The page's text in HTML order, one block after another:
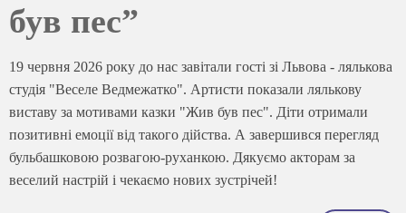
був пес”
19 червня 2026 року до нас завітали гості зі Львова - лялькова
студія "Веселе Ведмежатко". Артисти показали лялькову
виставу за мотивами казки "Жив був пес". Діти отримали
позитивні емоції від такого дійства. А завершився перегляд
бульбашковою розвагою-руханкою. Дякуємо акторам за
веселий настрій і чекаємо нових зустрічей!